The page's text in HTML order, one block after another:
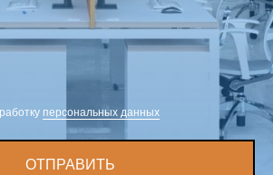
персональных данных
ОТПРАВИТЬ